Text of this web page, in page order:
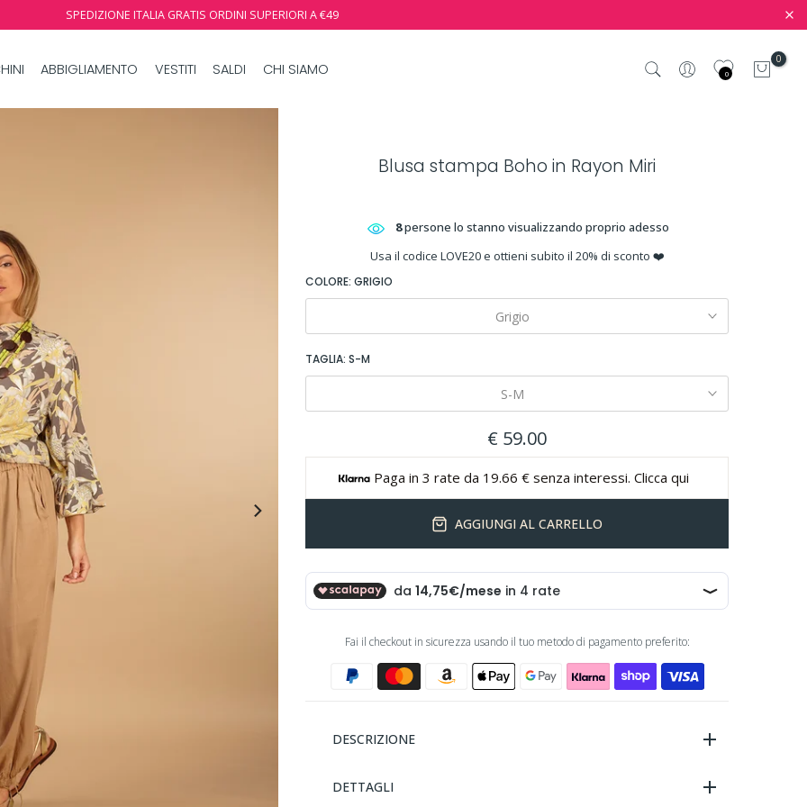
SPEDIZIONE ITALIA GRATIS ORDINI SUPERIORI A €49
ABBIGLIAMENTO VESTITI SALDI CHI SIAMO 0
0
Blusa stampa Boho in Rayon Miri
8persone lo stanno visualizzando proprio adesso
Usa il codice LOVE20 e ottieni subito il 20% di sconto ❤️
COLORE: GRIGIO
Grigio
TAGLIA: S-M
S-M
€ 59.00
Paga in 3 rate da 19.66 € senza interessi. Clicca qui
AGGIUNGI AL CARRELLO
Fai il checkout in sicurezza usando il tuo metodo di pagamento preferito:
DESCRIZIONE
DETTAGLI